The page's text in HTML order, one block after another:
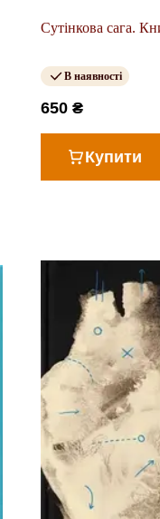
Сутінкова сага.
В наявності
650 ₴
Купити